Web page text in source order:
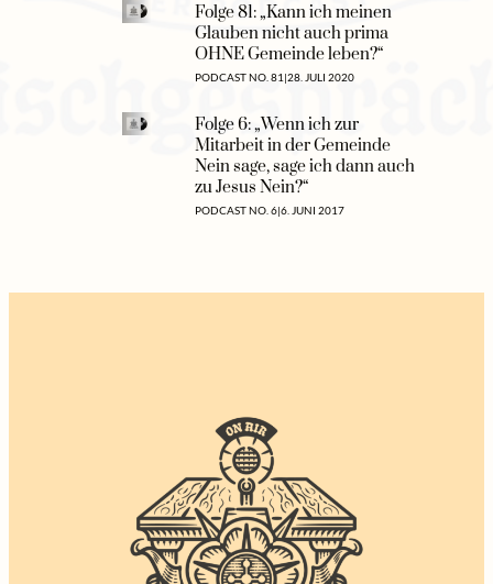
Folge 81: „Kann ich meinen
Glauben nicht auch prima
OHNE Gemeinde leben?“
PODCAST NO. 81 |28. JULI 2020
Folge 6: „Wenn ich zur
Mitarbeit in der Gemeinde
Nein sage, sage ich dann auch
zu Jesus Nein?“
PODCAST NO. 6|6. JUNI 2017